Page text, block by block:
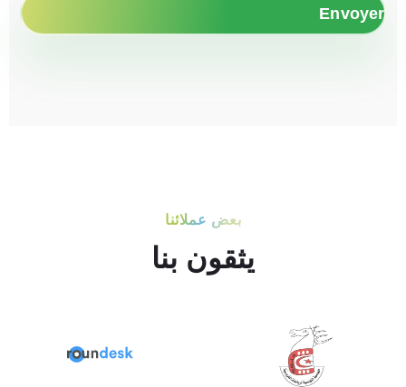
بعض عملائنا
يثقون بنا